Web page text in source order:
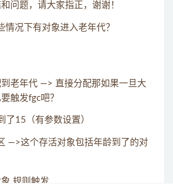
问题，请大家指正，谢谢！
情况下有对象进入老年代？
老年代 —> 直接分配那如果一旦大
触发fgc吧？
了15（有参数设置）
—>这个存活对象包括年龄到了的对
规则触发